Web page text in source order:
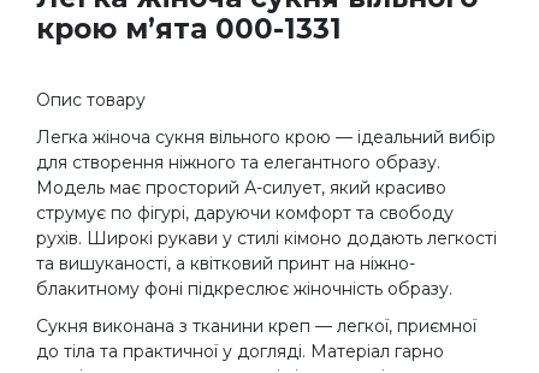
крою м’ята 000-1331
Опис товару
Легка жіноча сукня вільного крою — ідеальний вибір
для створення ніжного та елегантного образу.
Модель має просторий А-силует, який красиво
струмує по фігурі, даруючи комфорт та свободу
рухів. Широкі рукави у стилі кімоно додають легкості
та вишуканості, а квітковий принт на ніжно-
блакитному фоні підкреслює жіночність образу.
Сукня виконана з тканини креп — легкої, приємної
до тіла та практичної у догляді. Матеріал гарно